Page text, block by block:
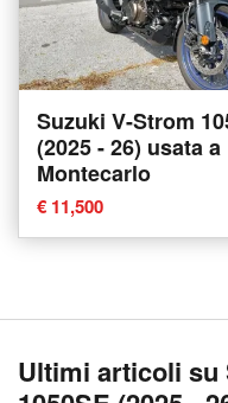
Suzuki V-Strom
(2025 - 26) usata a
Montecarlo
€ 11,500
Ultimi articoli su